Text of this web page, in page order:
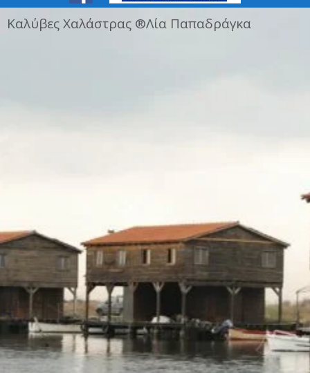
Ιερά Μονή Παναγίας Γοργοεπηκόου Νέας Ιωνίας